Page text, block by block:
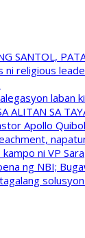
SANTOL,
religious
laban
ALITAN SA
Apollo
ni VP Sara
ng NBI;